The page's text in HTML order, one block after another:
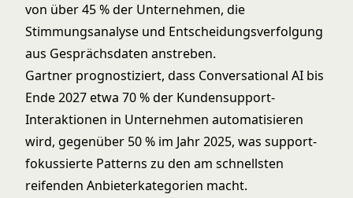
von über 45 % der Unternehmen, die
Stimmungsanalyse und Entscheidungsverfolgung
aus Gesprächsdaten anstreben.
Gartner prognostiziert, dass Conversational AI bis
Ende 2027 etwa 70 % der Kundensupport-
Interaktionen in Unternehmen automatisieren
wird, gegenüber 50 % im Jahr 2025, was support-
fokussierte Patterns zu den am schnellsten
reifenden Anbieterkategorien macht.